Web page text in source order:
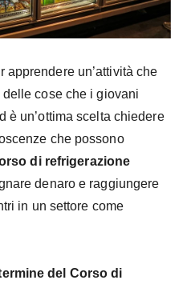
apprendere un’attività che
cose che i giovani
è un’ottima scelta chiedere
che possono
di refrigerazione
denaro e raggiungere
in un settore come
del Corso di